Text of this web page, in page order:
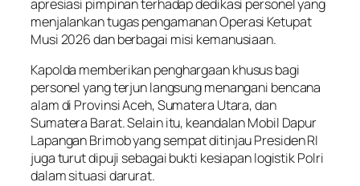
apresiasi pimpinan terhadap dedikasi personel yang
menjalankan tugas pengamanan Operasi Ketupat
Musi 2026 dan berbagai misi kemanusiaan.
Kapolda memberikan penghargaan khusus bagi
personel yang terjun langsung menangani bencana
alam di Provinsi Aceh, Sumatera Utara, dan
Sumatera Barat. Selain itu, keandalan Mobil Dapur
Lapangan Brimob yang sempat ditinjau Presiden RI
juga turut dipuji sebagai bukti kesiapan logistik Polri
dalam situasi darurat.